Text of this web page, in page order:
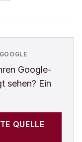
Google-
sehen? Ein
QUELLE